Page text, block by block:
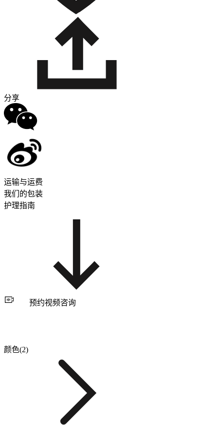
分享
运输与运费
我们的包装
护理指南
预约视频咨询
颜色(2)